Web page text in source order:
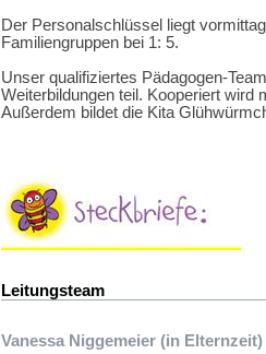
Der Personalschlüssel liegt
Familiengruppen bei 1: 5.
Unser qualifiziertes Pädagogen-
Weiterbildungen teil. Kooperiert wird
Außerdem bildet die Kita
Leitungsteam
Vanessa Niggemeier (in Elternzeit)